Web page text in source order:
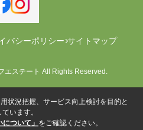
バシーポリシー サイトマップ
エステート All Rights Reserved.
状況把握、サービス向上検討を目的と
います。
ついて」 をご確認ください。